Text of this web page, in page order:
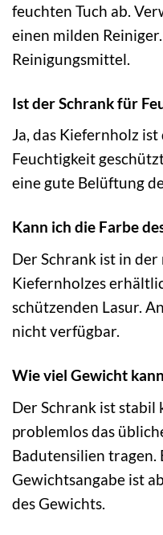
feuchten Tuch ab.
einen milden
Reinigungsmittel.
Ist der Schrank für
Ja, das Kiefernholz
Feuchtigkeit
eine gute Belüftung
Kann ich die Farbe
Der Schrank ist in
Kiefernholzes
schützenden Lasur.
nicht verfügbar.
Wie viel Gewicht
Der Schrank ist
problemlos das
Badutensilien tragen.
Gewichtsangabe ist
des Gewichts.